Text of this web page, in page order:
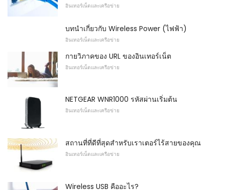
อินเทอร์เน็ตและเครือข่าย
บทนำเกี่ยวกับ Wireless Power (ไฟฟ้า)
อินเทอร์เน็ตและเครือข่าย
กายวิภาคของ URL ของอินเทอร์เน็ต
อินเทอร์เน็ตและเครือข่าย
NETGEAR WNR1000 รหัสผ่านเริ่มต้น
อินเทอร์เน็ตและเครือข่าย
สถานที่ที่ดีที่สุดสำหรับเราเตอร์ไร้สายของคุณ
อินเทอร์เน็ตและเครือข่าย
Wireless USB คืออะไร?